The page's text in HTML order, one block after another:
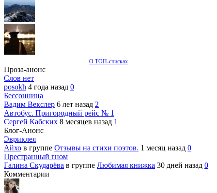
О ТОП-списках
Проза-анонс
Слов нет
posokh 4 года назад 0
Бессонница
Вадим Векслер 6 лет назад 2
Автобус. Пригородный рейс № 1
Сергей Кабских 8 месяцев назад 1
Блог-Анонс
Эвриклея
Айхо в группе Отзывы на стихи поэтов. 1 месяц назад 0
Престранный гном
Галина Скударёва в группе Любимая книжка 30 дней назад 0
Комментарии